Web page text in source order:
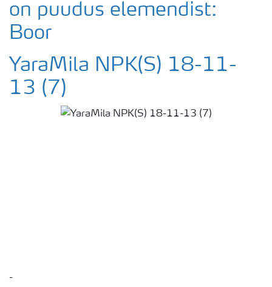
on puudus elemendist:
Boor
YaraMila NPK(S) 18-11-
13 (7)
-